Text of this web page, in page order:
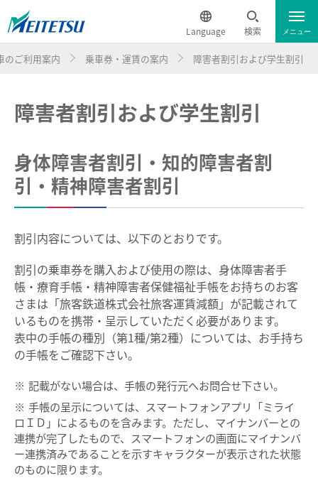
Language 検索
運行情報 遅延証明書
電車のご利用案内
ダイヤ・運賃
特別車チケットレスサービス
名鉄定期券web予約サービス
臨時列車情報
路線・駅情報
名古屋本線
豊川線
西尾線・蒲郡線
三河線（知立～碧南）
三河線（知立～猿投）
簡体中文
繁体中文
한국어
ภาษาไทย
メニュー
のご利用案内 乗車券・運賃の案内 障害者割引および学生割引
障害者割引および学生割引
身体障害者割引・知的障害者割
引・精神障害者割引
割引内容については、以下のとおりです。
割引の乗車券を購入および使用の際は、身体障害者手
帳・療育手帳・精神障害者保健福祉手帳をお持ちのお客
さまは「旅客鉄道株式会社旅客運賃減額」が記載されて
いるものを携帯・呈示していただく必要があります。
表中の手帳の種別（第1種/第2種）については、お手持ち
の手帳をご確認下さい。
※ 記載がない場合は、手帳の発行元へお問合せ下さい。
※ 手帳の呈示については、スマートフォンアプリ「ミライ
ロＩＤ」によるものを含みます。ただし、マイナンバーとの
連携が完了したもので、スマートフォンの画面にマイナンバ
ー連携済みであることを示すキャラクターが表示された状態
のものに限ります。